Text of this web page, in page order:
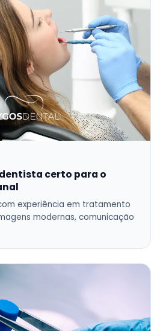
certo para o
experiência em tratamento
modernas, comunicação